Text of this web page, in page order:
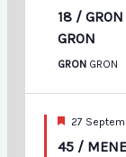
18 /
GRON
GRON GRON
Mis
Avant
27
45 /